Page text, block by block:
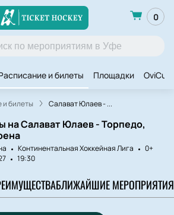
0
и билеты Площадки
и билеты Салават Юлаев - ...
на Салават Юлаев - Торпедо,
Континентальная Хоккейная Лига
0+
19:30
БЛИЖАЙШИЕ МЕРОПРИЯТИЯ